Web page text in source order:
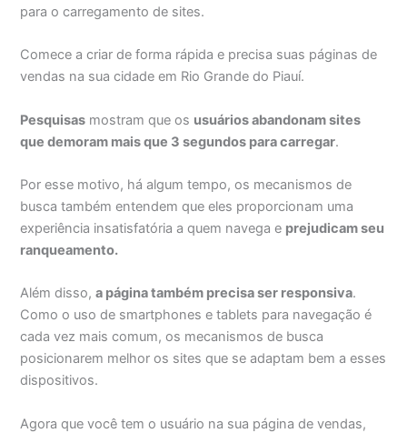
para o carregamento de sites.
Comece a criar de forma rápida e precisa suas páginas de
vendas na sua cidade em Rio Grande do Piauí.
Pesquisas mostram que os usuários abandonam sites
que demoram mais que 3 segundos para carregar.
Por esse motivo, há algum tempo, os mecanismos de
busca também entendem que eles proporcionam uma
experiência insatisfatória a quem navega e prejudicam seu
ranqueamento.
Além disso,a página também precisa ser responsiva.
Como o uso de smartphones e tablets para navegação é
cada vez mais comum, os mecanismos de busca
posicionarem melhor os sites que se adaptam bem a esses
dispositivos.
Agora que você tem o usuário na sua página de vendas,